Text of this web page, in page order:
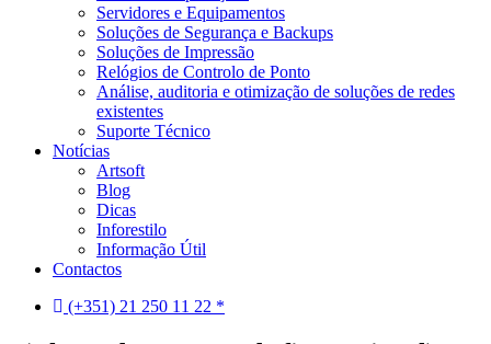
Servidores e Equipamentos
Soluções de Segurança e Backups
Soluções de Impressão
Relógios de Controlo de Ponto
Análise, auditoria e otimização de soluções de redes
existentes
Suporte Técnico
Notícias
Artsoft
Blog
Dicas
Inforestilo
Informação Útil
Contactos
(+351) 21 250 11 22 *